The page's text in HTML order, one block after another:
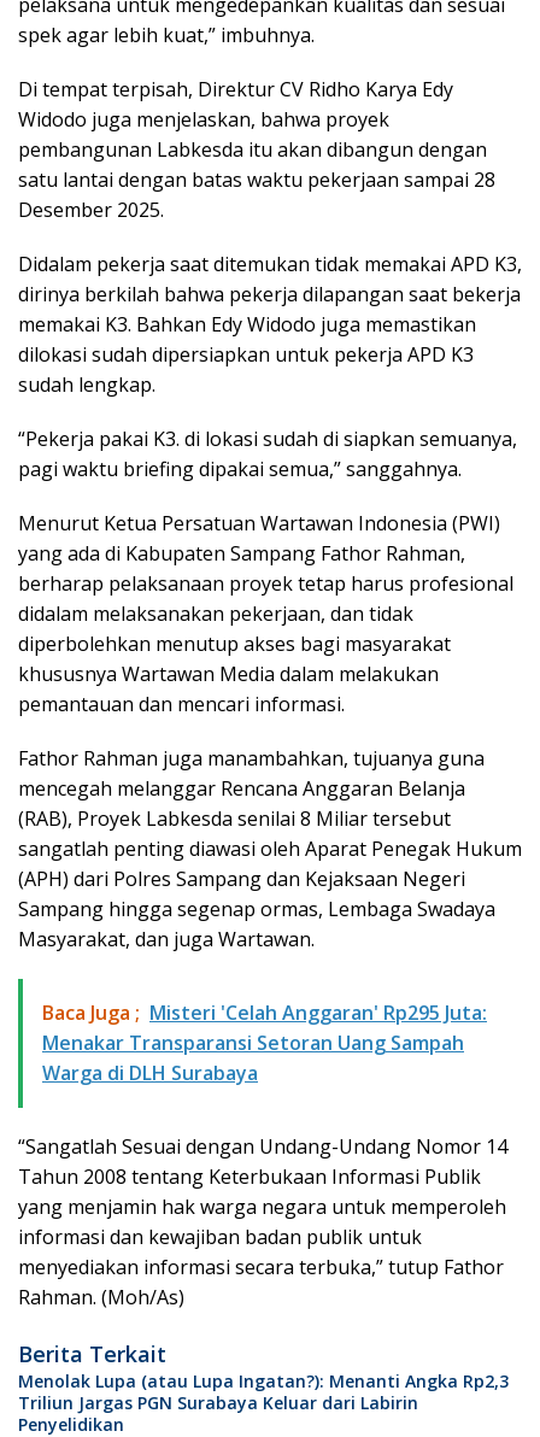
spek agar lebih kuat,” imbuhnya.
Di tempat terpisah, Direktur CV Ridho Karya Edy
Widodo juga menjelaskan, bahwa proyek
pembangunan Labkesda itu akan dibangun dengan
satu lantai dengan batas waktu pekerjaan sampai 28
Desember 2025.
Didalam pekerja saat ditemukan tidak memakai APD K3,
dirinya berkilah bahwa pekerja dilapangan saat bekerja
memakai K3. Bahkan Edy Widodo juga memastikan
dilokasi sudah dipersiapkan untuk pekerja APD K3
sudah lengkap.
“Pekerja pakai K3. di lokasi sudah di siapkan semuanya,
pagi waktu briefing dipakai semua,” sanggahnya.
Menurut Ketua Persatuan Wartawan Indonesia (PWI)
yang ada di Kabupaten Sampang Fathor Rahman,
berharap pelaksanaan proyek tetap harus profesional
didalam melaksanakan pekerjaan, dan tidak
diperbolehkan menutup akses bagi masyarakat
khususnya Wartawan Media dalam melakukan
pemantauan dan mencari informasi.
Fathor Rahman juga manambahkan, tujuanya guna
mencegah melanggar Rencana Anggaran Belanja
(RAB), Proyek Labkesda senilai 8 Miliar tersebut
sangatlah penting diawasi oleh Aparat Penegak Hukum
(APH) dari Polres Sampang dan Kejaksaan Negeri
Sampang hingga segenap ormas, Lembaga Swadaya
Masyarakat, dan juga Wartawan.
Baca Juga ; Misteri 'Celah Anggaran' Rp295 Juta:
Menakar Transparansi Setoran Uang Sampah
Warga di DLH Surabaya
“Sangatlah Sesuai dengan Undang-Undang Nomor 14
Tahun 2008 tentang Keterbukaan Informasi Publik
yang menjamin hak warga negara untuk memperoleh
informasi dan kewajiban badan publik untuk
menyediakan informasi secara terbuka,” tutup Fathor
Rahman. (Moh/As)
Berita Terkait
Menolak Lupa (atau Lupa Ingatan?): Menanti Angka Rp2,3
Triliun Jargas PGN Surabaya Keluar dari Labirin
Penyelidikan